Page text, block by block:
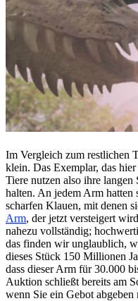
Im Vergleich zum restlichen
klein. Das Exemplar, das
Tiere nutzen also ihre
halten. An jedem Arm hatten
scharfen Klauen, mit denen
Arm, der jetzt versteigert
nahezu vollständig;
das finden wir unglaublich,
dieses Stück 150 Millionen
dass dieser Arm für 30.000
Auktion schließt bereits am
wenn Sie ein Gebot